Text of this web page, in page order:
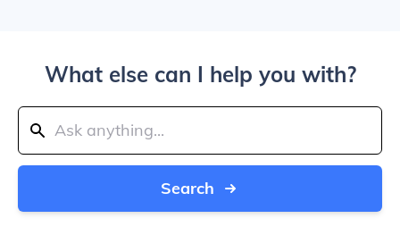
What else can I help you with?
Search